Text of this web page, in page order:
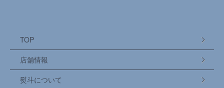
TOP
店舗情報
熨斗について